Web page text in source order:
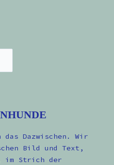
das Dazwischen. Wir
Bild und Text,
im Strich der